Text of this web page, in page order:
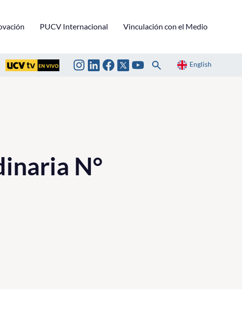
PUCV Internacional Vinculación con el Medio
English
N°